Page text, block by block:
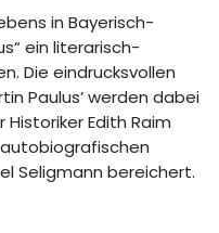
in Bayerisch-
ein literarisch-
Die eindrucksvollen
Paulus’ werden dabei
Edith Raim
Seligmann bereichert.